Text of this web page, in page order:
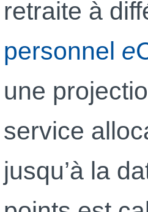
retraite à
personnel e
une
service
jusqu’à la